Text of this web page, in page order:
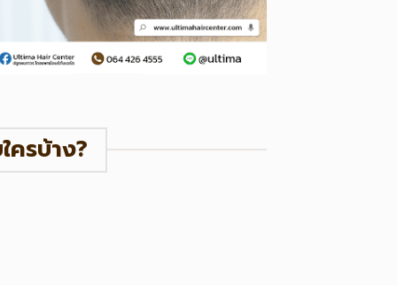
ครบ้าง?